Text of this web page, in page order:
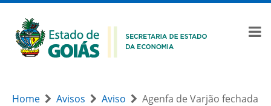
Home Avisos Aviso
Agenfa de Varjão fechada